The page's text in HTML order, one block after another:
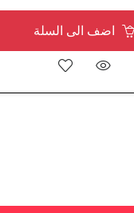
اضف الى السلة